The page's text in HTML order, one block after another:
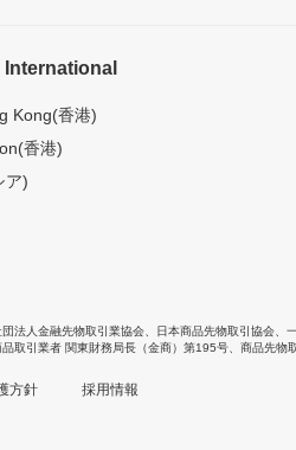
International
Kong(香港)
香港)
ア)
団法人金融先物取引業協会 日本商品先物取引協会
取引業者 関東財務局長（金商）第195号、商品先物
方針 採用情報